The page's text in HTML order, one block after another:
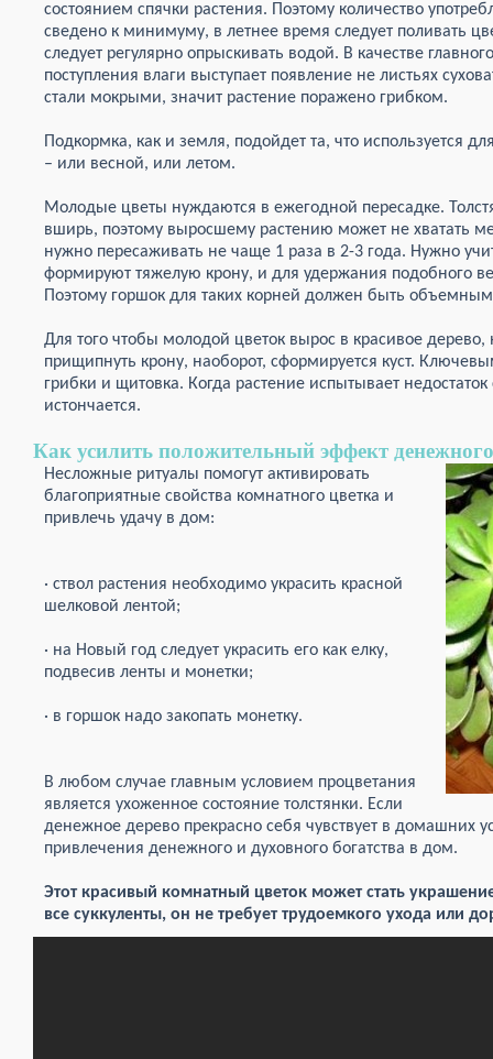
состоянием спячки растения. Поэтому количество
сведено к минимуму, в летнее время следует поливать
следует регулярно опрыскивать водой. В качестве
поступления влаги выступает появление не листьях
стали мокрыми, значит растение поражено грибком.
Подкормка, как и земля, подойдет та, что используется
– или весной, или летом.
Молодые цветы нуждаются в ежегодной пересадке.
вширь, поэтому выросшему растению может не хватать
нужно пересаживать не чаще 1 раза в 2-3 года. Нужно
формируют тяжелую крону, и для удержания подобного
Поэтому горшок для таких корней должен быть
Для того чтобы молодой цветок вырос в красивое
прищипнуть крону, наоборот, сформируется куст.
грибки и щитовка. Когда растение испытывает
истончается.
Как усилить положительный эффект
Несложные ритуалы помогут активировать
благоприятные свойства комнатного цветка и
привлечь удачу в дом:
· ствол растения необходимо украсить красной
шелковой лентой;
· на Новый год следует украсить его как елку,
подвесив ленты и монетки;
· в горшок надо закопать монетку.
В любом случае главным условием процветания
является ухоженное состояние толстянки. Если
денежное дерево прекрасно себя чувствует в домашних
привлечения денежного и духовного богатства в дом.
Этот красивый комнатный цветок может стать
все суккуленты, он не требует трудоемкого ухода или